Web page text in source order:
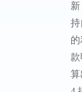
贷
能
扣